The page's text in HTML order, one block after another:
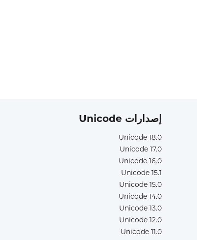
إصدارات Unicode
Unicode 18.0
Unicode 17.0
Unicode 16.0
Unicode 15.1
Unicode 15.0
Unicode 14.0
Unicode 13.0
Unicode 12.0
Unicode 11.0